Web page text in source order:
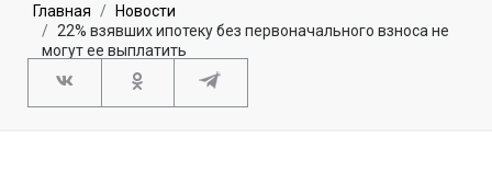
Главная
Новости
22% взявших ипотеку без первоначального взноса не
могут ее выплатить